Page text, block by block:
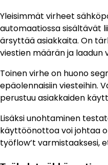
Yleisimmät virheet
automaatiossa sisältävät
ärsyttää asiakkaita. On
viestien määrän ja laadun
Toinen virhe on huono
epäolennaisiin viesteihin.
perustuu asiakkaiden
Lisäksi unohtaminen
käyttöönottoa voi johtaa
työflow’t varmistaaksesi,